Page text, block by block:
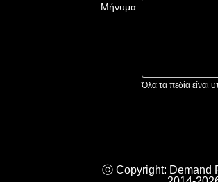
Μήνυμα
Όλα τα πεδία είναι
ⓒ Copyright: Demand